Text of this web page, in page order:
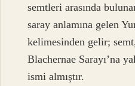
semtleri arasında
saray anlamına gelen
kelimesinden gelir;
Blachernae Sarayı’na
ismi almıştır.